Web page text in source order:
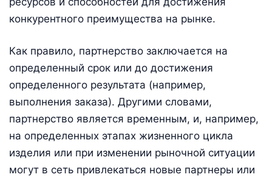
конкурентного преимущества на рынке.
Как правило, партнерство заключается на
определенный срок или до достижения
определенного результата (например,
выполнения заказа). Другими словами,
партнерство является временным, и, например,
на определенных этапах жизненного цикла
изделия или при изменении рыночной ситуации
могут в сеть привлекаться новые партнеры или